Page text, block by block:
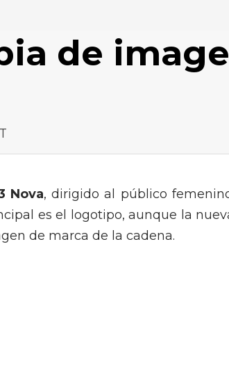
de
Nova, dirigido al público
es el logotipo, aunque la
de marca de la cadena.